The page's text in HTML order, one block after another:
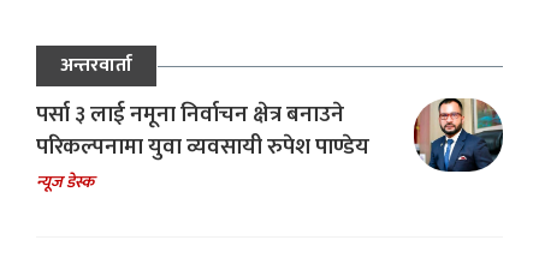
अन्तरवार्ता
पर्सा ३ लाई नमूना निर्वाचन क्षेत्र बनाउने
परिकल्पनामा युवा व्यवसायी रुपेश पाण्डेय
न्यूज डेस्क